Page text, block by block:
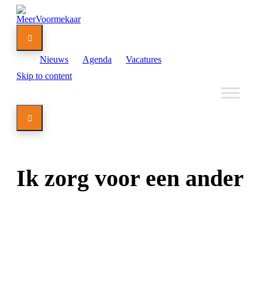

Nieuws Agenda
Vacatures
Skip to content

Ik zorg voor een ander